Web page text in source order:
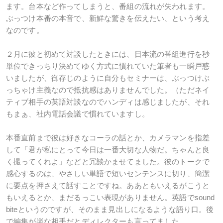
ます。台本など作ってしまうと、番組の流れが失われます。
ぶっつけ本番の本音で、新鮮な驚きを伝えたい、という考え
なのです。
２月に彼と初めて対談したときには、日本流の番組進行を秒
単位できっちり決めてゆく方式に慣れていた筆者も一瞬戸惑
いましたが、御存じのように自分もセミナーは、ぶっつけぶ
っちゃけ主義なので抵抗感はありませんでした。（ただネイ
ティブ相手の英語対談なのでハンディは感じましたが、それ
もまぁ、社内電話会議で慣れていますし。
本番直前まで彼は好きなコーラの話とか、カメラマンを指差
して「君が私にとって今日は一番大切な人物だ。ちゃんと良
く撮ってくれよ」などと冗談かませてました。彼のトークで
感心するのは、やさしい単語で短いセンテンスに切り、簡潔
に要点を押さえて話すことですね。ああともいえるがこうと
もいえるとか、まだるっこい表現がありません。英語でsound
biteというのですが、そのまま見出しになるような語り口。後
で編集が楽な相手だとディレクターも言ってました。